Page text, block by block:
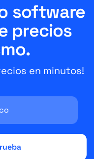
software
precios
en minutos!